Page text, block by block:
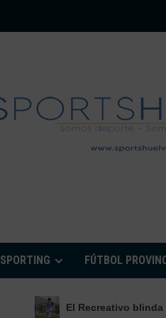
SPORTING FÚTBOL
El Recreativo blinda a Carlos